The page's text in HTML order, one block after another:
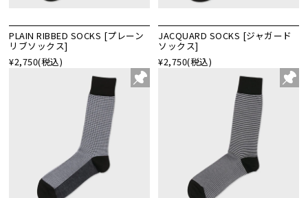
PLAIN RIBBED SOCKS [プレーン
リブソックス]
¥2,750(税込)
JACQUARD SOCKS [ジャガード
ソックス]
¥2,750(税込)